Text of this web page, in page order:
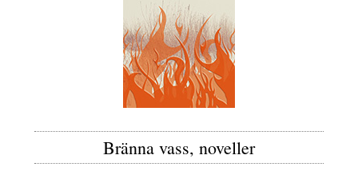
Bränna vass, noveller